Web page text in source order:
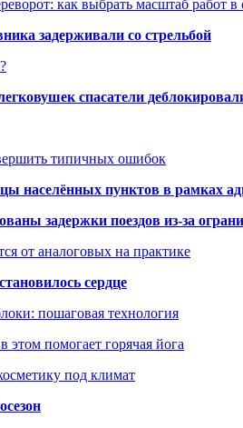
как выбрать масштаб работ в
задерживали со стрельбой
спасатели
типичных ошибок
населённых пунктов в рамках
задержки поездов из-за
от аналоговых на практике
сердце
пошаговая технология
этом помогает горячая йога
под климат